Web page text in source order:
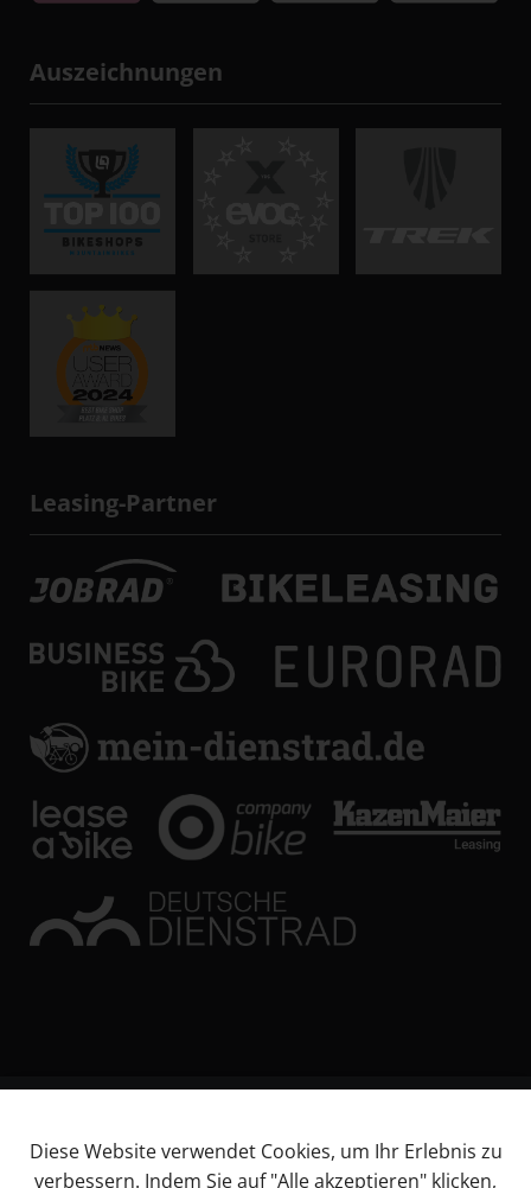
Auszeichnungen
Leasing-Partner
Impressum
Diese Website verwendet Cookies, um Ihr Erlebnis zu
verbessern. Indem Sie auf "Alle akzeptieren" klicken,